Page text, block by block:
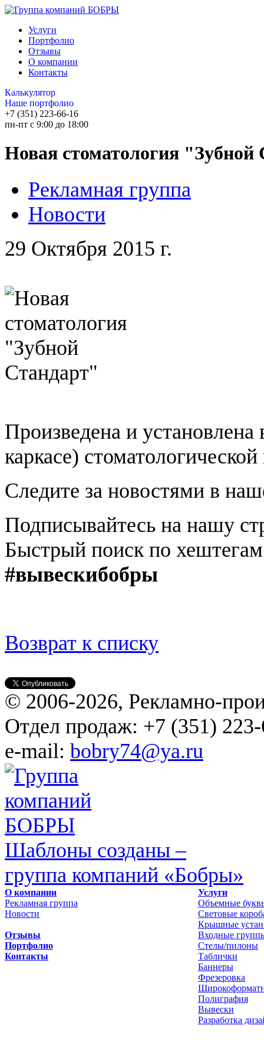
Услуги
Портфолио
Отзывы
О компании
Контакты
Калькулятор
Наше портфолио
+7 (351) 223-66-16
пн-пт с 9:00 до 18:00
Новая стоматология "Зубной
Рекламная группа
Новости
29 Октября 2015 г.
Произведена и
каркасе)
Следите за новостями в
Подписывайтесь на нашу
Быстрый поиск по
#вывескибобры
Возврат к списку
© 2006-2026, Рекламно-
Отдел продаж: +7 (351)
e-mail: bobry74@ya.ru
Шаблоны созданы –
группа компаний «Бобры»
О компании
Рекламная группа
Новости
Отзывы
Портфолио
Контакты
Услуги
Объемные
Световые
Крышные
Входные
Стелы/пилоны
Таблички
Баннеры
Фрезеровка
Полиграфия
Вывески
Разработка